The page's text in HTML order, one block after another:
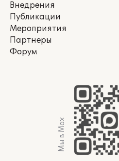
Внедрения
Публикации
Мероприятия
Партнеры
Форум
Мы в Max